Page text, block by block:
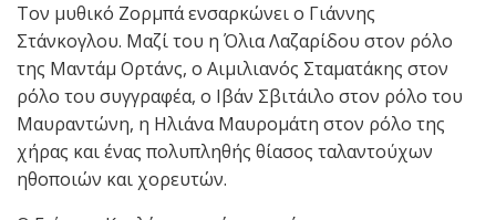
Τον μυθικό Ζορμπά ενσαρκώνει ο Γιάννης
Στάνκογλου. Μαζί του η Όλια Λαζαρίδου στον ρόλο
της Μαντάμ Ορτάνς, ο Αιμιλιανός Σταματάκης στον
ρόλο του συγγραφέα, ο Ιβάν Σβιτάιλο στον ρόλο του
Μαυραντώνη, η Ηλιάνα Μαυρομάτη στον ρόλο της
χήρας και ένας πολυπληθής θίασος ταλαντούχων
ηθοποιών και χορευτών.